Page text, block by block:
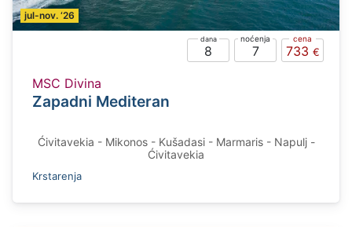
jul-nov. ‘26
8 7 733
MSC Divina
Zapadni Mediteran
Ćivitavekia - Mikonos - Kušadasi - Marmaris - Napulj -
Ćivitavekia
Krstarenja